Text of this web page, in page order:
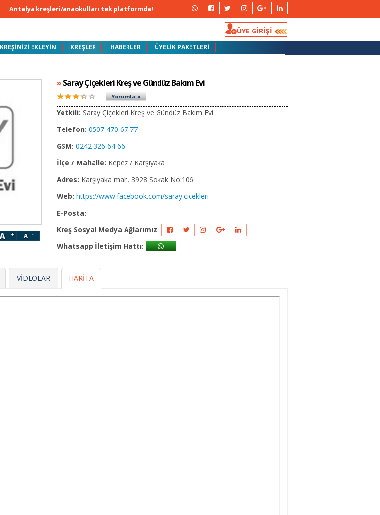
Antalya kreşleri/anaokulları tek platformda!
ÜYE GİRİŞİ
KREŞİNİZİ EKLEYİN KREŞLER HABERLER
ÜYELİK PAKETLERİ
Saray Çiçekleri Kreş ve Gündüz Bakım Evi
Yorumla »
Yetkili: Saray Çiçekleri Kreş ve Gündüz Bakım Evi
Telefon: 0507 470 67 77
GSM: 0242 326 64 66
İlçe / Mahalle: Kepez / Karşıyaka
Adres: Karşıyaka mah. 3928 Sokak No:106
Web: https://www.facebook.com/saray.cicekleri
E-Posta:
Kreş Sosyal Medya Ağlarımız:
Whatsapp İletişim Hattı:
VİDEOLAR HARİTA